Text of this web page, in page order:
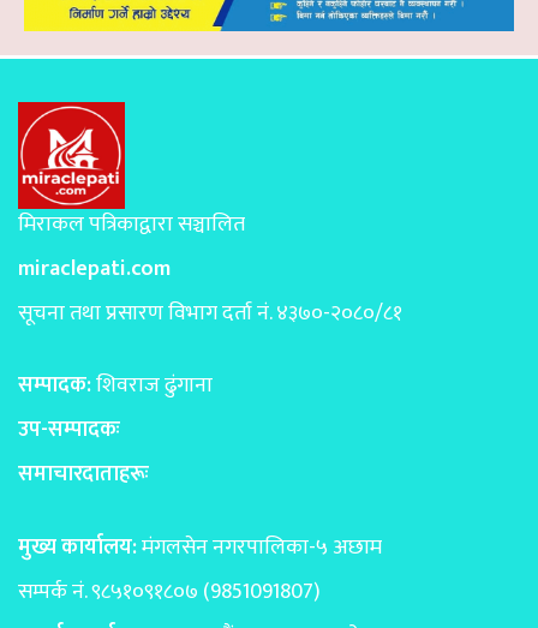
मिराकल पत्रिकाद्वारा सञ्चालित
miraclepati.com
सूचना तथा प्रसारण विभाग दर्ता नं. ४३७०-२०८०/८१
सम्पादक:शिवराज ढुंगाना
उप-सम्पादकः
समाचारदाताहरूः
मुख्य कार्यालय:मंगलसेन नगरपालिका-५ अछाम
सम्पर्क नं. ९८५१०९१८०७ (9851091807)